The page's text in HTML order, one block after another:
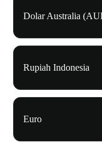
Dolar Australia
Rupiah Indonesia
Euro